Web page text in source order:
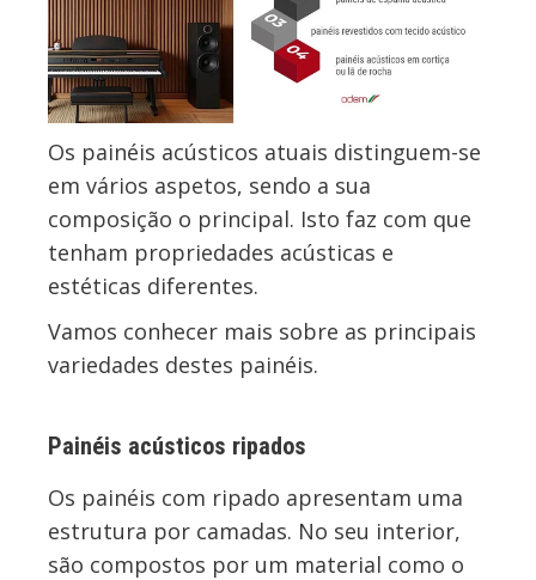
Os painéis acústicos atuais distinguem-se
em vários aspetos, sendo a sua
composição o principal. Isto faz com que
tenham propriedades acústicas e
estéticas diferentes.
Vamos conhecer mais sobre as principais
variedades destes painéis.
Painéis acústicos ripados
Os painéis com ripado apresentam uma
estrutura por camadas. No seu interior,
são compostos por um material como o